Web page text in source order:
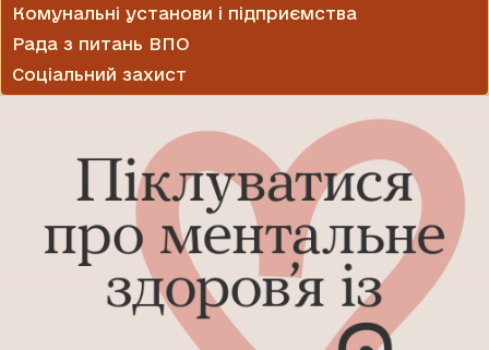
Комунальні установи і підприємства
Рада з питань ВПО
Соціальний захист